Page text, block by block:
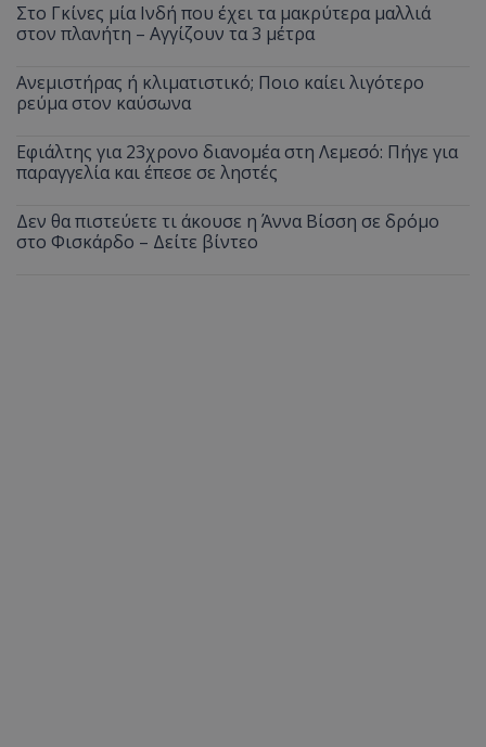
Στο Γκίνες μία Ινδή που έχει τα μακρύτερα μαλλιά
στον πλανήτη – Αγγίζουν τα 3 μέτρα
Ανεμιστήρας ή κλιματιστικό; Ποιο καίει λιγότερο
ρεύμα στον καύσωνα
Εφιάλτης για 23χρονο διανομέα στη Λεμεσό: Πήγε για
παραγγελία και έπεσε σε ληστές
Δεν θα πιστεύετε τι άκουσε η Άννα Βίσση σε δρόμο
στο Φισκάρδο – Δείτε βίντεο